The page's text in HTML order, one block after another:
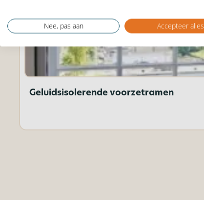
Geluidsisolerende voorzetramen
Nee, pas aan Accepteer alles